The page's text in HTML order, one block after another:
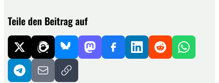
Teile den Beitrag auf